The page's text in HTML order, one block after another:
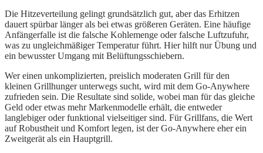
Die Hitze­verteilung gelingt grundsätzlich gut, aber das Erhitzen
dauert spürbar länger als bei etwas größeren Geräten. Eine häufige
Anfängerfalle ist die falsche Kohlemenge oder falsche Luftzufuhr,
was zu ungleichmäßiger Temperatur führt. Hier hilft nur Übung und
ein bewusster Umgang mit Belüftungsschiebern.
Wer einen unkomplizierten, preislich moderaten Grill für den
kleinen Grillhunger unterwegs sucht, wird mit dem Go-Anywhere
zufrieden sein. Die Resultate sind solide, wobei man für das gleiche
Geld oder etwas mehr Markenmodelle erhält, die entweder
langlebiger oder funktional vielseitiger sind. Für Grillfans, die Wert
auf Robustheit und Komfort legen, ist der Go-Anywhere eher ein
Zweitgerät als ein Hauptgrill.